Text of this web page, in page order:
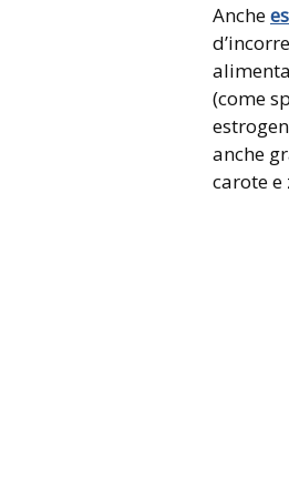
Anche
(come
anche
carote e